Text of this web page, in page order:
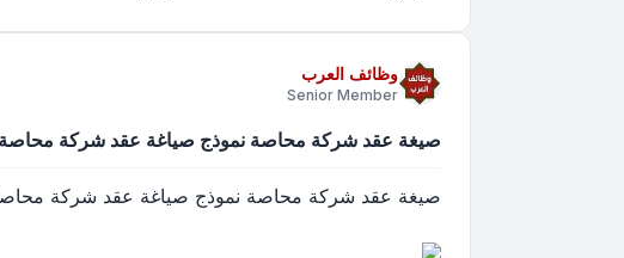
وظائف العرب
Senior Member
صيغة عقد شركة محاصة نموذج صياغة عقد شركة محاصة
صيغة عقد شركة محاصة نموذج صياغة عقد شركة